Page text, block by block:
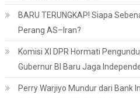
BARU TERUNGKAP! Siapa
Perang AS–Iran?
Komisi XI DPR Hormati
Gubernur BI Baru Jaga
Perry Warjiyo Mundur dari Bank